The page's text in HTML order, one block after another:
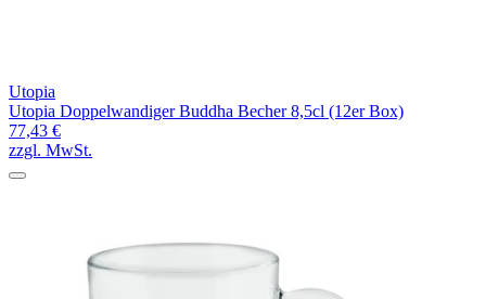
Utopia
Utopia Doppelwandiger Buddha Becher 8,5cl (12er Box)
77,43 €
zzgl. MwSt.